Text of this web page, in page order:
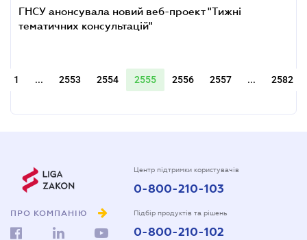
ГНСУ анонсувала новий веб-проект "Тижні
тематичних консультацій"
1 ... 2553 2554 2555 2556 2557 ... 2582
ПРО КОМПАНІЮ
Центр підтримки користувачів
0-800-210-103
Підбір продуктів та рішень
0-800-210-102